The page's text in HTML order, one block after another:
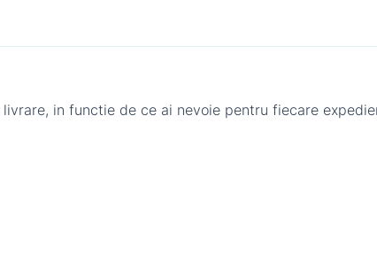
in functie de ce ai nevoie pentru fiecare